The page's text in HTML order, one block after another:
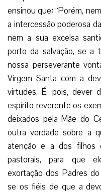
verdadeira
devoção à
imitação das suas
virtudes, que Ela
nos conduz
sempre a Jesus.
Por isso, o
saudoso Papa
Paulo VI nos ensinou
Redentor divino, nem a
nossa Mãe espiritual,
poderiam conduzir-nos
não correspondesse a
honrar Jesus Cristo e